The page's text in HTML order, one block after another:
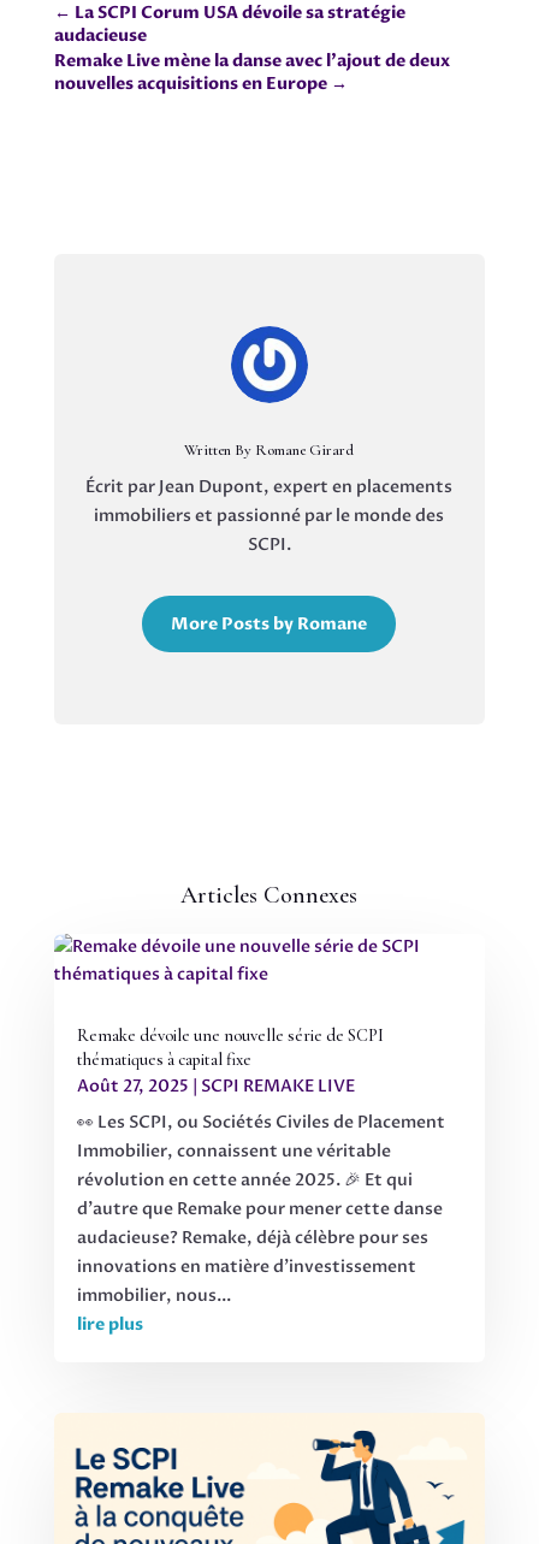
← La SCPI Corum USA dévoile sa stratégie
audacieuse
Remake Live mène la danse avec l'ajout de deux
nouvelles acquisitions en Europe→
Written By Romane Girard
Écrit par Jean Dupont, expert en placements
immobiliers et passionné par le monde des
SCPI.
More Posts by Romane
Articles Connexes
Remake dévoile une nouvelle série de SCPI
thématiques à capital fixe
Août 27, 2025
SCPI REMAKE LIVE
👀 Les SCPI, ou Sociétés Civiles de Placement
Immobilier, connaissent une véritable
révolution en cette année 2025. 🎉 Et qui
d'autre que Remake pour mener cette danse
audacieuse? Remake, déjà célèbre pour ses
innovations en matière d'investissement
immobilier, nous...
lire plus